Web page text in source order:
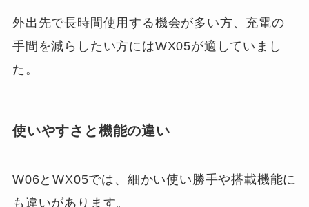
外出先で長時間使用する機会が多い方、充電の
手間を減らしたい方にはWX05が適していまし
た。
使いやすさと機能の違い
W06とWX05では、細かい使い勝手や搭載機能に
も違いがあります。